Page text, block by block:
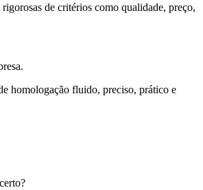
de critérios como qualidade, preço,
homologação fluido, preciso, prático e